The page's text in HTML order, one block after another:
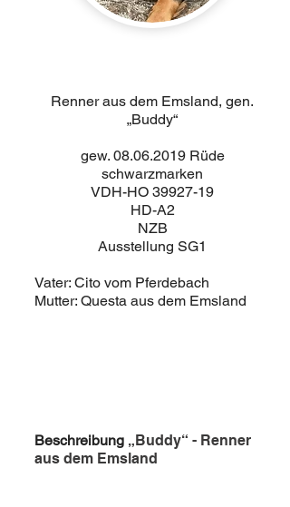
Renner aus dem Emsland, gen.
„Buddy“
gew. 08.06.2019Rüde
schwarzmarken
VDH-HO 39927-19
HD-A2
NZB
Ausstellung SG1
Vater: Cito vom Pferdebach
Mutter: Questa aus dem Emsland
Beschreibung „Buddy“ - Renner
aus dem Emsland